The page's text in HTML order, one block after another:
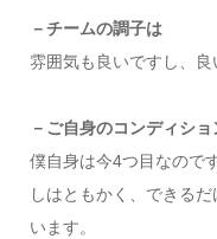
－チームの調子は
雰囲気も良いですし、良
－ご自身のコンディショ
僕自身は今4つ目なので
しはともかく、できる
います。